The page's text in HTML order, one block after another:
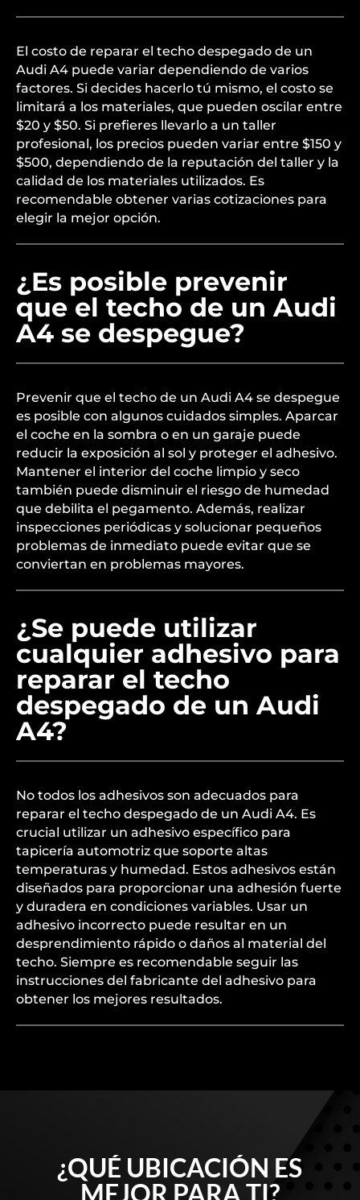
El costo de reparar el techo despegado de un
Audi A4 puede variar dependiendo de varios
factores. Si decides hacerlo tú mismo, el costo se
limitará a los materiales, que pueden oscilar entre
$20 y $50. Si prefieres llevarlo a un taller
profesional, los precios pueden variar entre $150 y
$500, dependiendo de la reputación del taller y la
calidad de los materiales utilizados. Es
recomendable obtener varias cotizaciones para
elegir la mejor opción.
¿Es posible prevenir
que el techo de un Audi
A4 se despegue?
Prevenir que el techo de un Audi A4 se despegue
es posible con algunos cuidados simples. Aparcar
el coche en la sombra o en un garaje puede
reducir la exposición al sol y proteger el adhesivo.
Mantener el interior del coche limpio y seco
también puede disminuir el riesgo de humedad
que debilita el pegamento. Además, realizar
inspecciones periódicas y solucionar pequeños
problemas de inmediato puede evitar que se
conviertan en problemas mayores.
¿Se puede utilizar
cualquier adhesivo para
reparar el techo
despegado de un Audi
A4?
No todos los adhesivos son adecuados para
reparar el techo despegado de un Audi A4. Es
crucial utilizar un adhesivo específico para
tapicería automotriz que soporte altas
temperaturas y humedad. Estos adhesivos están
diseñados para proporcionar una adhesión fuerte
y duradera en condiciones variables. Usar un
adhesivo incorrecto puede resultar en un
desprendimiento rápido o daños al material del
techo. Siempre es recomendable seguir las
instrucciones del fabricante del adhesivo para
obtener los mejores resultados.
¿QUÉ UBICACIÓN ES
MEJOR PARA TI?